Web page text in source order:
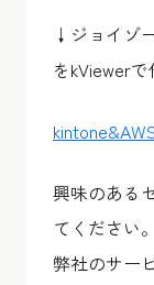
↓ジョイゾ
をkViewer
興味のある
てください
弊社のサー